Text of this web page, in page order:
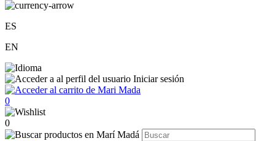
ES
EN
Iniciar sesión
0
0